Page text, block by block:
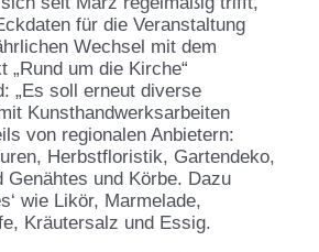
für die Veranstaltung
Wechsel mit dem
„Rund um die Kirche“
„Es soll erneut diverse
Kunsthandwerksarbeiten
von regionalen Anbietern:
Herbstfloristik, Gartendeko,
Genähtes und Körbe. Dazu
wie Likör, Marmelade,
Kräutersalz und Essig.